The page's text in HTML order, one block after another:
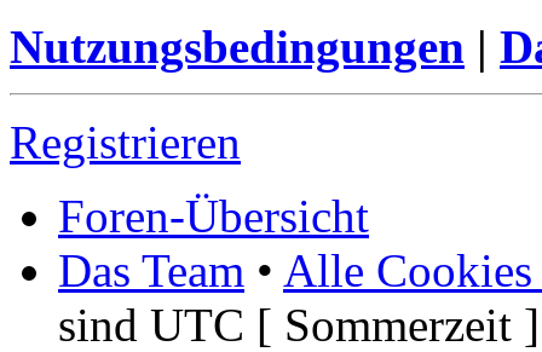
Nutzungsbedingungen |
Registrieren
Foren-Übersicht
Das Team • Alle Cookies
sind UTC [ Sommerzeit ]